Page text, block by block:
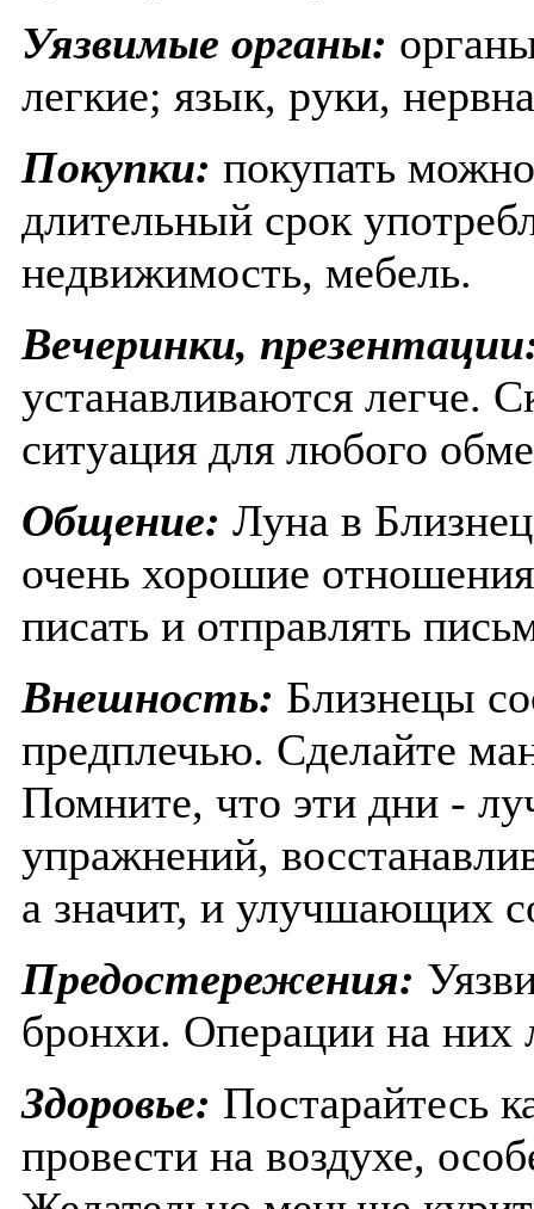
Уязвимые органы:
легкие; язык, руки,
Покупки: покупать
длительный срок
недвижимость, мебель.
Вечеринки,
устанавливаются легче.
ситуация для любого
Общение: Луна в
очень хорошие
писать и отправлять
Внешность: Близнецы
предплечью. Сделайте
Помните, что эти дни -
упражнений,
а значит, и улучшающих
Предостережения:
бронхи. Операции на них
Здоровье: Постарайтесь
провести на воздухе,